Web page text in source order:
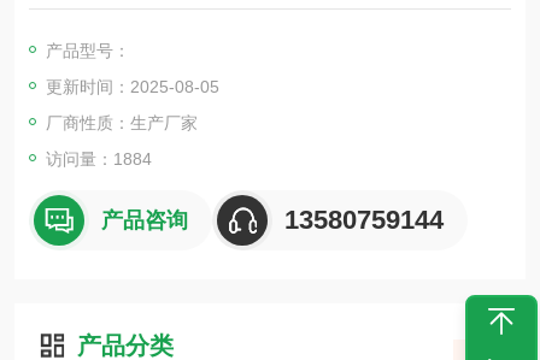
粉，给您更多拥有它的理由。
产品型号：
更新时间：2025-08-05
厂商性质：生产厂家
访问量：1884
产品咨询 13580759144
产品分类